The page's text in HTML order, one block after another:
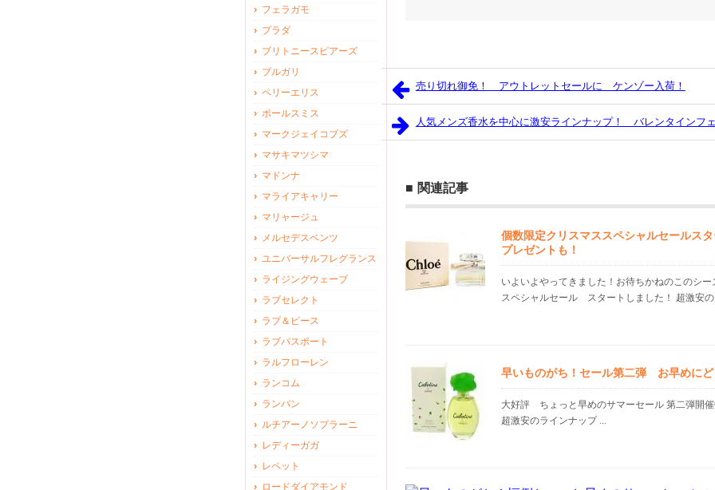
売り切れ御免！ アウトレットセールに ケンゾー入荷！
人気メンズ香水を中心に激安ラインナップ！ バレンタインフ
関連記事
個数限定クリスマススペシャルセールス
プレゼントも！
いよいよやってきました！お待ちかねのこのシ
スペシャルセール スタートしました！ 超激安の
早いものがち！セール第二弾 お早めにど
大好評 ちょっと早めのサマーセール 第二弾開催
超激安のラインナップ ...
フェラガモ
プラダ
ブリトニースピアーズ
ブルガリ
ペリーエリス
ポールスミス
マークジェイコブズ
マサキマツシマ
マドンナ
マライアキャリー
マリャージュ
メルセデスベンツ
ユニバーサルフレグランス
ライジングウェーブ
ラブセレクト
ラブ＆ピース
ラブパスポート
ラルフローレン
ランコム
ランバン
ルチアーノソプラーニ
レディーガガ
レペット
ロードダイアモンド